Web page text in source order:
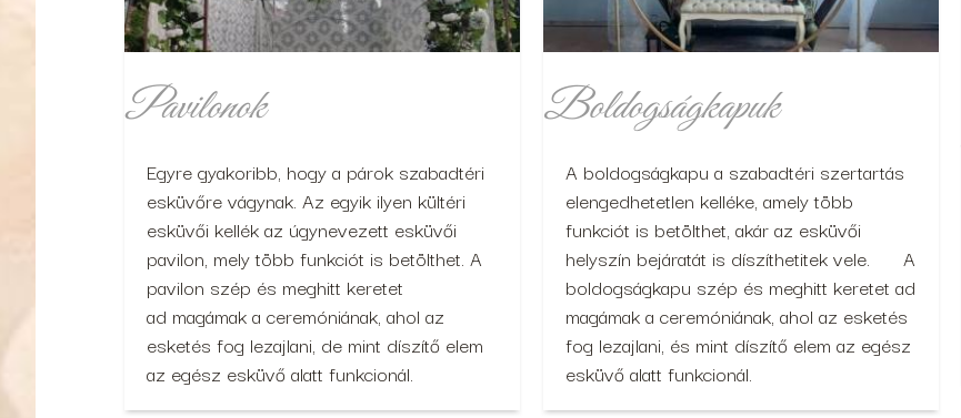
Pavilonok
Egyre gyakoribb, hogy a párok szabadtéri
esküvőre vágynak. Az egyik ilyen kültéri
esküvői kellék az úgynevezett esküvői
pavilon, mely több funkciót is betölthet. A
pavilon szép és meghitt keretet
ad magámak a ceremóniának, ahol az
esketés fog lezajlani, de mint díszítő elem
az egész esküvő alatt funkcionál.
Boldogságkapuk
A boldogságkapu a szabadtéri szertartás
elengedhetetlen kelléke, amely több
funkciót is betölthet, akár az esküvői
helyszín bejáratát is díszíthetitek vele. A
boldogságkapu szép és meghitt keretet ad
magámak a ceremóniának, ahol az esketés
fog lezajlani, és mint díszítő elem az egész
esküvő alatt funkcionál.